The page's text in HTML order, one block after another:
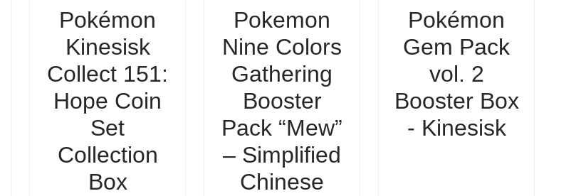
Pokémon
Kinesisk
Collect 151:
Hope Coin
Set
Collection
Box
Pokemon
Nine Colors
Gathering
Booster
Pack “Mew”
– Simplified
Chinese
Pokémon
Gem Pack
vol. 2
Booster Box
- Kinesisk